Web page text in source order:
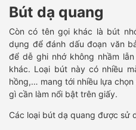
Bút dạ quang
Còn có tên gọi khác là bút
dụng để đánh dấu đoạn văn
để dễ ghi nhớ không nhầm
khác. Loại bút này có nhiều
hồng,… mang tới nhiều lựa
gì cần làm nổi bật trên giấy.
Các loại bút dạ quang được sử